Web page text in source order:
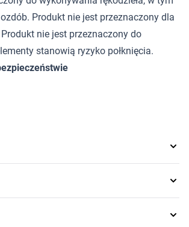
Produkt nie jest przeznaczony dla
nie jest przeznaczony do
stanowią ryzyko połknięcia.